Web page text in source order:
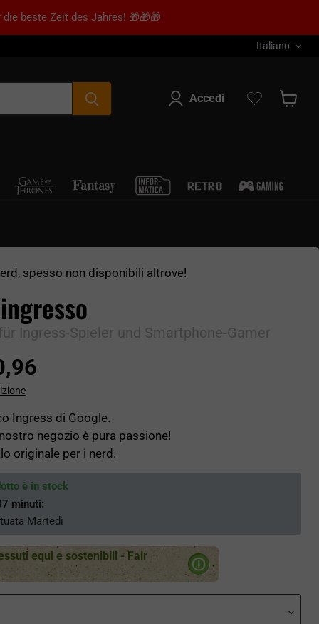
beste Zeit des Jahres! 🎁🎁🎁
Lingua
Italiano
Accedi
spesso non disponibili altrove!
Ingress-Spieler und Smartphone-Gamer
Ingress di Google.
negozio è pura passione!
originale per i nerd.
è in stock
minuti:
Martedì
equi e sostenibili - Fair